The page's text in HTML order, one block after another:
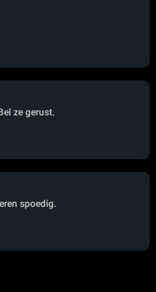
ze gerust.
spoedig.